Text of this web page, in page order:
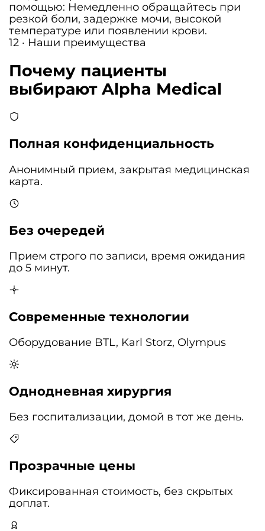
помощью: Немедленно обращайтесь при
резкой боли, задержке мочи, высокой
температуре или появлении крови.
12 · Наши преимущества
Почему пациенты
выбирают Alpha Medical
Полная конфиденциальность
Анонимный прием, закрытая медицинская
карта.
Без очередей
Прием строго по записи, время ожидания
до 5 минут.
Современные технологии
Оборудование BTL, Karl Storz, Olympus
Однодневная хирургия
Без госпитализации, домой в тот же день.
Прозрачные цены
Фиксированная стоимость, без скрытых
доплат.